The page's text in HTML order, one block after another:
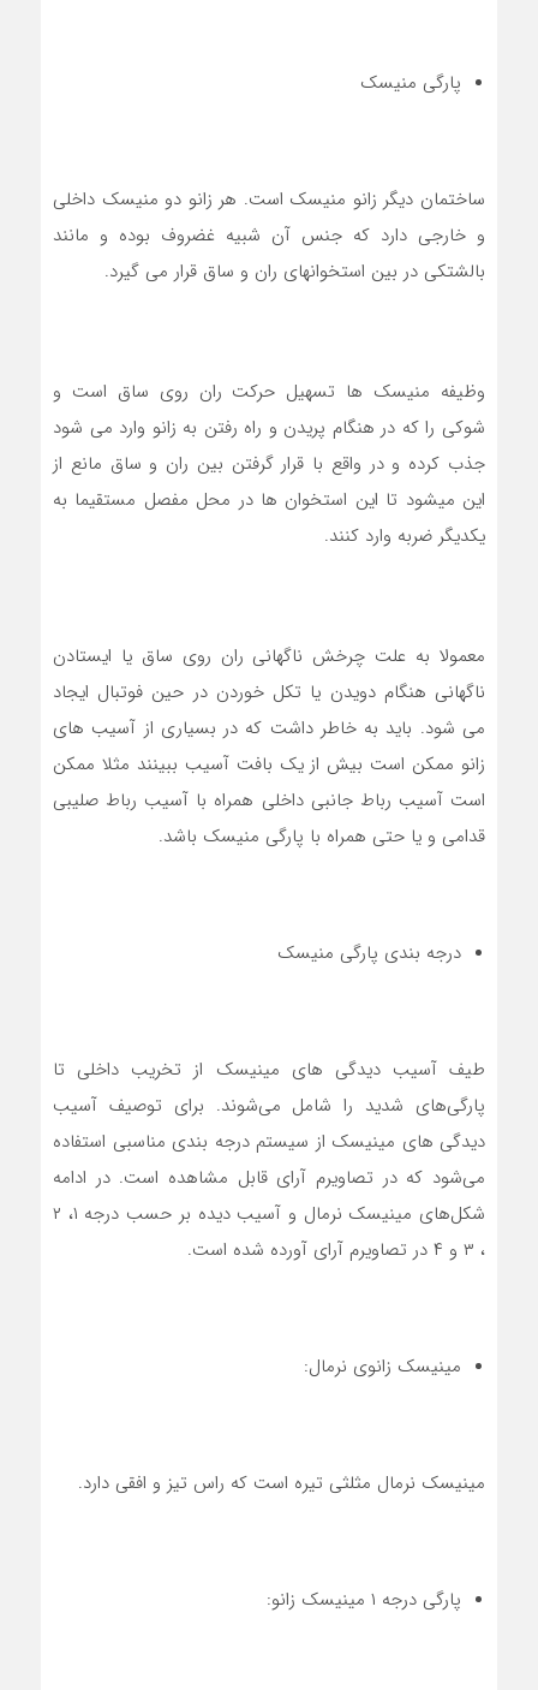
پارگی منیسک
ساختمان دیگر زانو منیسک است. هر زانو دو منیسک داخلی
و خارجی دارد که جنس آن شبیه غضروف بوده و مانند
بالشتکی در بین استخوانهای ران و ساق قرار می گیرد.
وظیفه منیسک ها تسهیل حرکت ران روی ساق است و
شوکی را که در هنگام پریدن و راه رفتن به زانو وارد می شود
جذب کرده و در واقع با قرار گرفتن بین ران و ساق مانع از
این میشود تا این استخوان ها در محل مفصل مستقیما به
یکدیگر ضربه وارد کنند.
معمولا به علت چرخش ناگهانی ران روی ساق یا ایستادن
ناگهانی هنگام دویدن یا تکل خوردن در حین فوتبال ایجاد
می شود. باید به خاطر داشت که در بسیاری از آسیب های
زانو ممکن است بیش از یک بافت آسیب ببینند مثلا ممکن
است آسیب رباط جانبی داخلی همراه با آسیب رباط صلیبی
قدامی و یا حتی همراه با پارگی منیسک باشد.
درجه بندی پارگی منیسک
طیف آسیب دیدگی های مینیسک از تخریب داخلی تا
پارگی‌های شدید را شامل می‌شوند. برای توصیف آسیب
دیدگی های مینیسک از سیستم درجه بندی مناسبی استفاده
می‌شود که در تصاویرم آرای قابل مشاهده است. در ادامه
شکل‌های مینیسک نرمال و آسیب دیده بر حسب درجه ۱، ۲
، ۳ و ۴ در تصاویرم آرای آورده شده است.
مینیسک زانوی نرمال:
مینیسک نرمال مثلثی تیره است که راس تیز و افقی دارد.
پارگی درجه ۱ مینیسک زانو: